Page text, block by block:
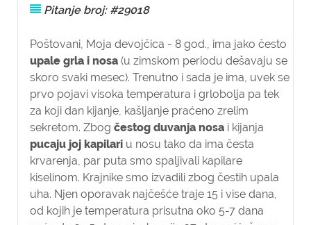
Pitanje broj: #29018
Poštovani, Moja devojčica - 8 god., ima jako često
upale grla i nosa (u zimskom periodu dešavaju se
skoro svaki mesec). Trenutno i sada je ima, uvek se
prvo pojavi visoka temperatura i grlobolja pa tek
za koji dan kijanje, kašljanje praćeno zrelim
sekretom. Zbog čestog duvanja nosa i kijanja
pucaju joj kapilari u nosu tako da ima česta
krvarenja, par puta smo spaljivali kapilare
kiselinom. Krajnike smo izvadili zbog čestih upala
uha. Njen oporavak najčešće traje 15 i vise dana,
od kojih je temperatura prisutna oko 5-7 dana